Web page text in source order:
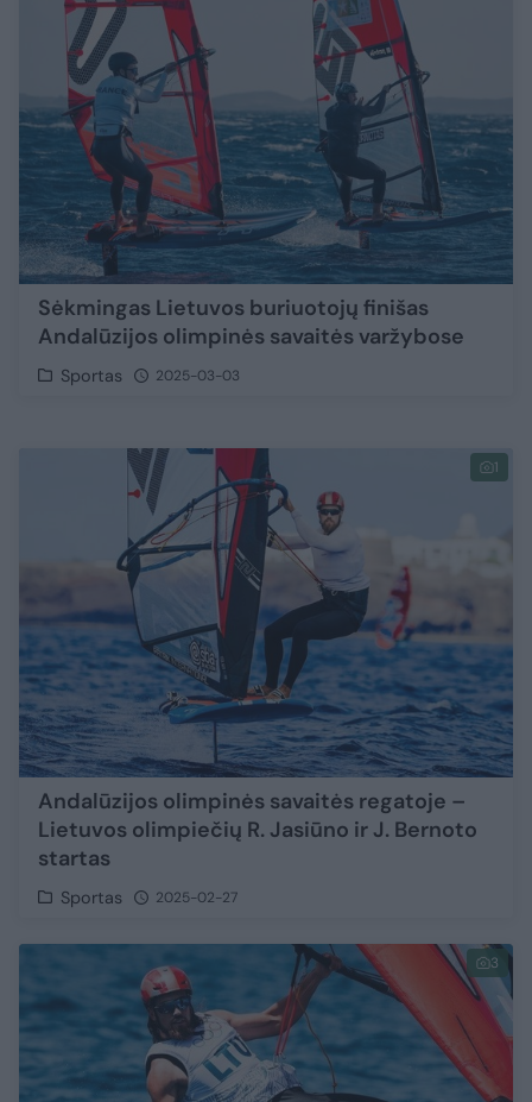
Sėkmingas Lietuvos buriuotojų finišas
Andalūzijos olimpinės savaitės varžybose
Sportas 2025-03-03
1
Andalūzijos olimpinės savaitės regatoje –
Lietuvos olimpiečių R. Jasiūno ir J. Bernoto
startas
Sportas 2025-02-27
3